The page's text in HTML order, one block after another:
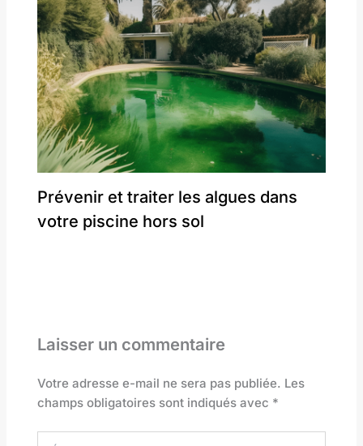
Prévenir et traiter les algues dans
votre piscine hors sol
Laisser un commentaire
Votre adresse e-mail ne sera pas publiée. Les
champs obligatoires sont indiqués avec *